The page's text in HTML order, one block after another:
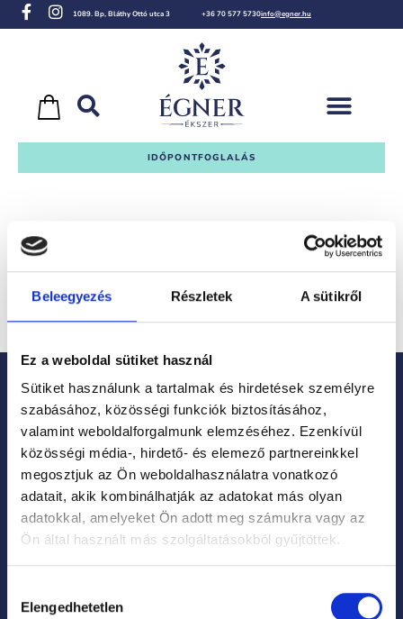
Beleegyezés Részletek A sütikről
Ez a weboldal sütiket használ
Sütiket használunk a tartalmak és hirdetések személyre
szabásához, közösségi funkciók biztosításához,
valamint weboldalforgalmunk elemzéséhez. Ezenkívül
közösségi média-, hirdető- és elemező partnereinkkel
megosztjuk az Ön weboldalhasználatra vonatkozó
adatait, akik kombinálhatják az adatokat más olyan
adatokkal, amelyeket Ön adott meg számukra vagy az
Ön által használt más szolgáltatásokból gyűjtöttek.
kiválasztása
Elengedhetetlen
1089. Bp, Bláthy Ottó utca 3 +36 70 577 5730info@egner.hu
IDŐPONTFOGLALÁS
OLDALAK